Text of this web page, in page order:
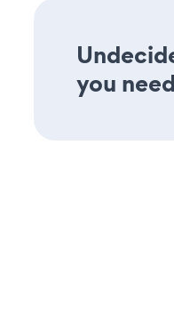
you